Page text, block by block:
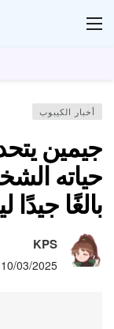
أخبار الكيبوب
جيمين
حياته
بالغًا
KPS
10/03/2025